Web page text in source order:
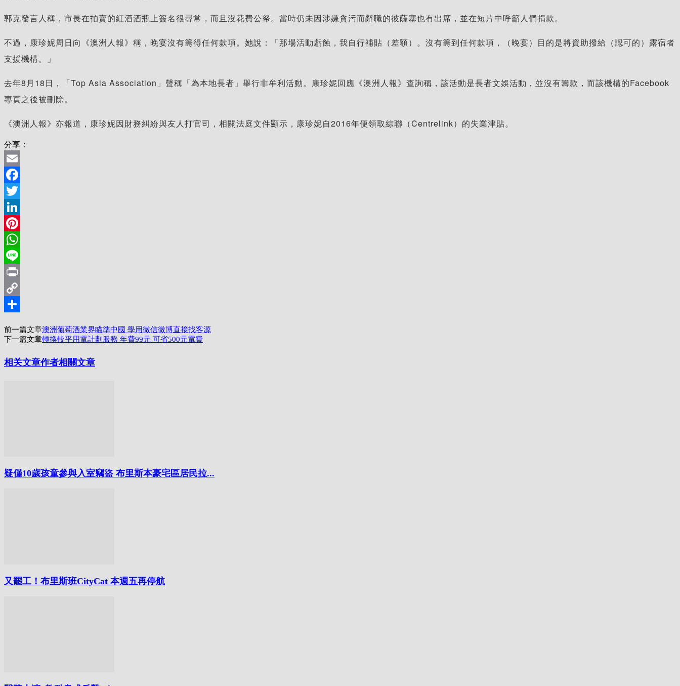
郭克發言人稱，市長在拍賣的紅酒酒瓶上簽名很尋常，而且沒花費公帑。當時仍未因涉嫌貪污而辭職的彼薩塞也有出席，並在短片中呼籲人們捐款。
不過，康珍妮周日向《澳洲人報》稱，晚宴沒有籌得任何款項。她說：「那場活動虧蝕，我自行補貼（差額）。沒有籌到任何款項，（晚宴）目的是將資助撥給（認可的）露宿者
支援機構。」
去年8月18日，「Top Asia Association」聲稱「為本地長者」舉行非牟利活動。康珍妮回應《澳洲人報》查詢稱，該活動是長者文娛活動，並沒有籌款，而該機構的Facebook
專頁之後被刪除。
《澳洲人報》亦報道，康珍妮因財務糾紛與友人打官司，相關法庭文件顯示，康珍妮自2016年便領取綜聯（Centrelink）的失業津貼。
分享：
Email
Facebook
Twitter
LinkedIn
Pinterest
WhatsApp
Line
Print
Copy
享
前一篇文章澳洲葡萄酒業界瞄準中國 學用微信微博直接找客源
下一篇文章轉換較平用電計劃服務 年費99元 可省500元電費
相关文章作者相關文章
疑僅10歲孩童參與入室竊盜 布里斯本豪宅區居民拉...
又罷工！布里斯班CityCat 本週五再停航